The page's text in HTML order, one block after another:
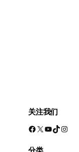
关注我们
Facebook X YouTube TikTok Instagram
分类